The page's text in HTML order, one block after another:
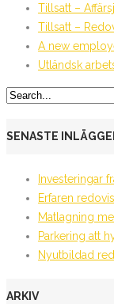
Tillsatt –
Tillsatt –
A new
Utländsk
SENASTE
Investeringar
Erfaren
Matlagning
Parkering att
Nyutbildad
ARKIV